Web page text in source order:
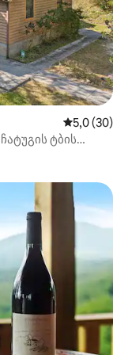
საშუალო
5,0 (30)
ტბის